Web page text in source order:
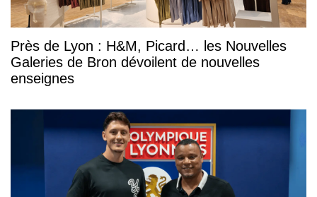
Près de Lyon : H&M, Picard… les Nouvelles
Galeries de Bron dévoilent de nouvelles
enseignes